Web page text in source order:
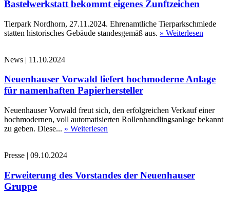
Bastelwerkstatt bekommt eigenes Zunftzeichen
Tierpark Nordhorn, 27.11.2024. Ehrenamtliche Tierparkschmiede
statten historisches Gebäude standesgemäß aus. » Weiterlesen
News | 11.10.2024
Neuenhauser Vorwald liefert hochmoderne Anlage
für namenhaften Papierhersteller
Neuenhauser Vorwald freut sich, den erfolgreichen Verkauf einer
hochmodernen, voll automatisierten Rollenhandlingsanlage bekannt
zu geben. Diese... » Weiterlesen
Presse | 09.10.2024
Erweiterung des Vorstandes der Neuenhauser
Gruppe